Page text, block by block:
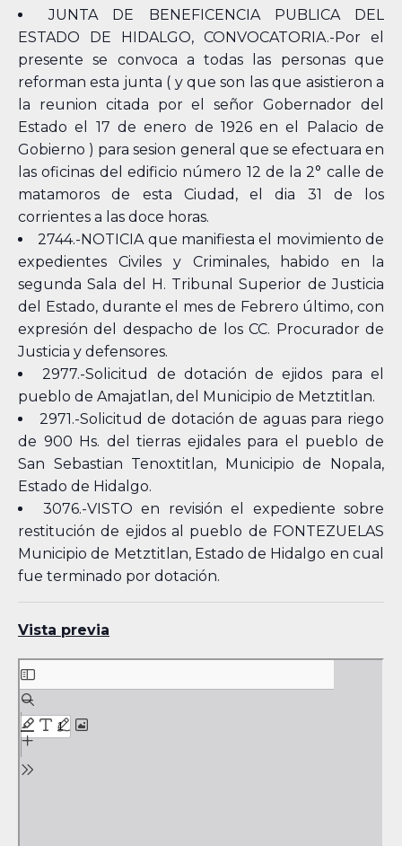
JUNTA DE BENEFICENCIA PUBLICA DEL
ESTADO DE HIDALGO, CONVOCATORIA.-Por el
presente se convoca a todas las personas que
reforman esta junta ( y que son las que asistieron a
la reunion citada por el señor Gobernador del
Estado el 17 de enero de 1926 en el Palacio de
Gobierno ) para sesion general que se efectuara en
las oficinas del edificio número 12 de la 2° calle de
matamoros de esta Ciudad, el dia 31 de los
corrientes a las doce horas.
2744.-NOTICIA que manifiesta el movimiento de
expedientes Civiles y Criminales, habido en la
segunda Sala del H. Tribunal Superior de Justicia
del Estado, durante el mes de Febrero último, con
expresión del despacho de los CC. Procurador de
Justicia y defensores.
2977.-Solicitud de dotación de ejidos para el
pueblo de Amajatlan, del Municipio de Metztitlan.
2971.-Solicitud de dotación de aguas para riego
de 900 Hs. del tierras ejidales para el pueblo de
San Sebastian Tenoxtitlan, Municipio de Nopala,
Estado de Hidalgo.
3076.-VISTO en revisión el expediente sobre
restitución de ejidos al pueblo de FONTEZUELAS
Municipio de Metztitlan, Estado de Hidalgo en cual
fue terminado por dotación.
Vista previa
Skip
to
PDF
content